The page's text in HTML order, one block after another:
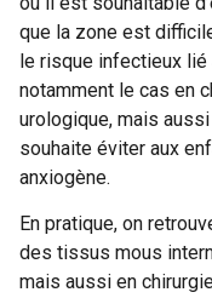
que la zone est
le risque infectieux lié
notamment le cas en
urologique, mais
souhaite éviter aux
anxiogène.
En pratique, on
des tissus mous
mais aussi en